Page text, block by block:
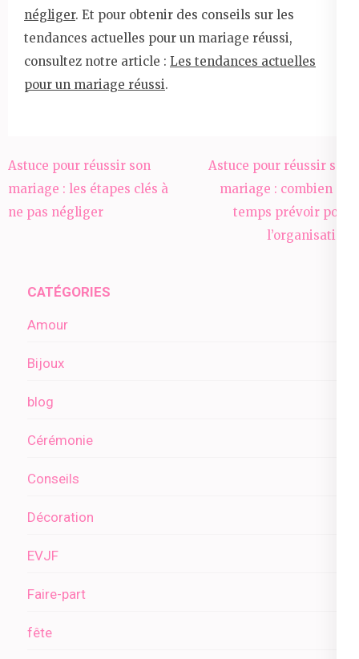
négliger. Et pour obtenir des conseils sur les
tendances actuelles pour un mariage réussi,
consultez notre article : Les tendances actuelles
pour un mariage réussi.
Navigation
de
l’article
Astuce pour réussir son
mariage : les étapes clés à
ne pas négliger
Astuce pour réussir son
mariage : combien de
temps prévoir pour
l’organisation
CATÉGORIES
Amour
Bijoux
blog
Cérémonie
Conseils
Décoration
EVJF
Faire-part
fête